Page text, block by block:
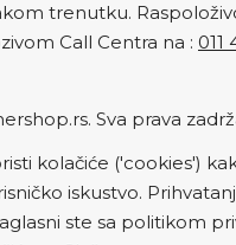
trenutku.
Call Centra na : 011
Sva prava
kolačiće ('cookies')
iskustvo.
ste sa politikom